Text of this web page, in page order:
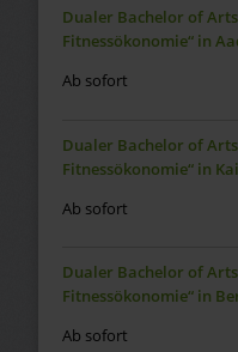
Dualer Bachelor of
Fitnessökonomie“ in
Ab sofort
Dualer Bachelor of
Fitnessökonomie“ in
Ab sofort
Dualer Bachelor of
Fitnessökonomie“ in
Ab sofort